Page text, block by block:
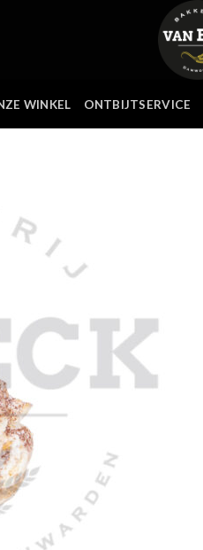
WINKEL ONTBIJTSERVICE